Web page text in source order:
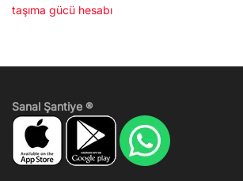
taşıma gücü hesabı
Sanal Şantiye ®